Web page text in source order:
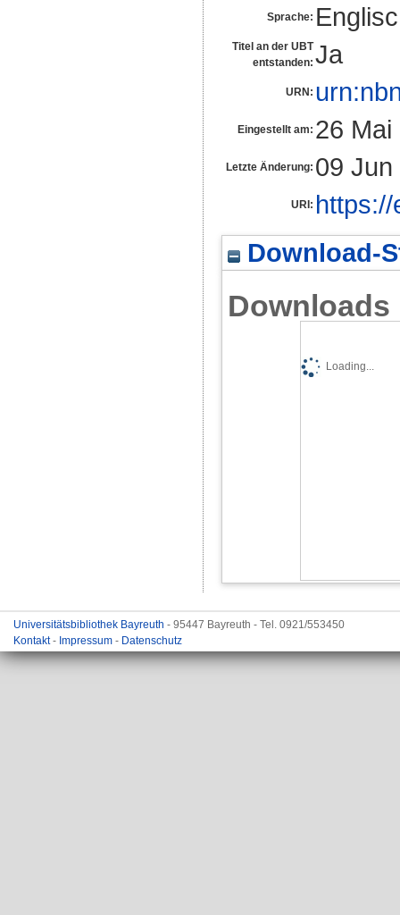
Sprache:
Titel an der UBT
entstanden: Ja
URN:
Eingestellt am: 26 Mai
Letzte Änderung: 09 Jun
URI:
Download-
Downloads
Loading...
Universitätsbibliothek Bayreuth - 95447 Bayreuth - Tel. 0921/553450
Kontakt- Impressum - Datenschutz